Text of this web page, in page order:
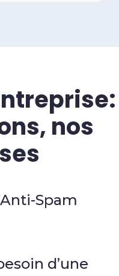
nos
Spam
d’une